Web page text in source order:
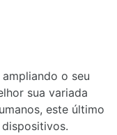
o seu
sua variada
este último